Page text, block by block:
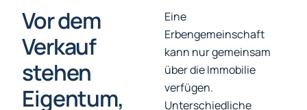
Vor dem
Verkauf
stehen
Eigentum,
Eine
Erbengemeinschaft
kann nur gemeinsam
über die Immobilie
verfügen.
Unterschiedliche